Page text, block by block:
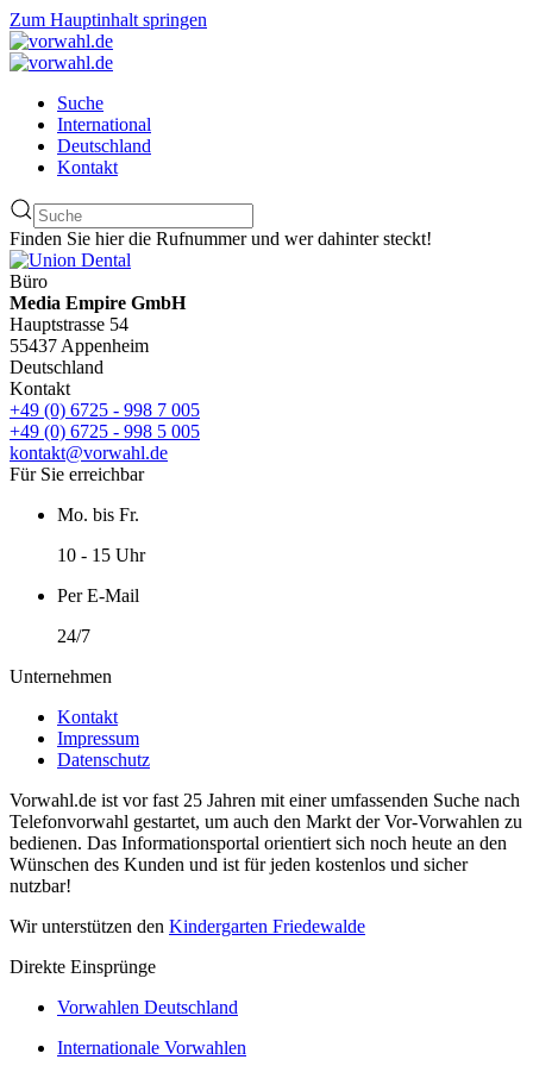
Zum Hauptinhalt springen
Suche
International
Deutschland
Kontakt
Finden Sie hier die Rufnummer und wer dahinter steckt!
Büro
Media Empire GmbH
Hauptstrasse 54
55437 Appenheim
Deutschland
Kontakt
+49 (0) 6725 - 998 7 005
+49 (0) 6725 - 998 5 005
kontakt@vorwahl.de
Für Sie erreichbar
Mo. bis Fr.
10 - 15 Uhr
Per E-Mail
24/7
Unternehmen
Kontakt
Impressum
Datenschutz
Vorwahl.de ist vor fast 25 Jahren mit einer umfassenden Suche nach
Telefonvorwahl gestartet, um auch den Markt der Vor-Vorwahlen zu
bedienen. Das Informationsportal orientiert sich noch heute an den
Wünschen des Kunden und ist für jeden kostenlos und sicher
nutzbar!
Wir unterstützen den Kindergarten Friedewalde
Direkte Einsprünge
Vorwahlen Deutschland
Internationale Vorwahlen